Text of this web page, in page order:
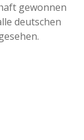
gewonnen
deutschen